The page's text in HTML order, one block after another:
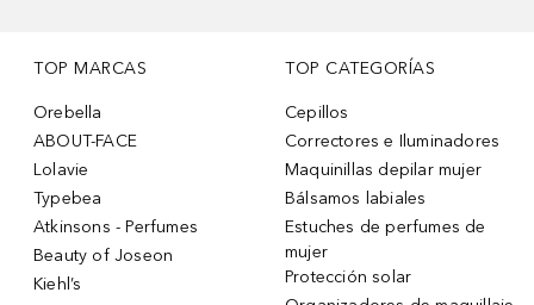
TOP MARCAS
Orebella
ABOUT-FACE
Lolavie
Typebea
Atkinsons - Perfumes
Beauty of Joseon
Kiehl’s
TOP CATEGORÍAS
Cepillos
Correctores e Iluminadores
Maquinillas depilar mujer
Bálsamos labiales
Estuches de perfumes de
mujer
Protección solar